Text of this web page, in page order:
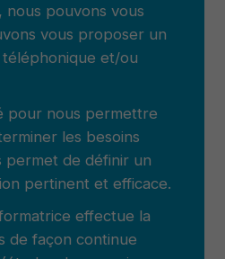
nous pouvons vous
vous proposer un
et/ou
pour nous permettre
les besoins
permet de définir un
pertinent et efficace.
effectue la
de façon continue